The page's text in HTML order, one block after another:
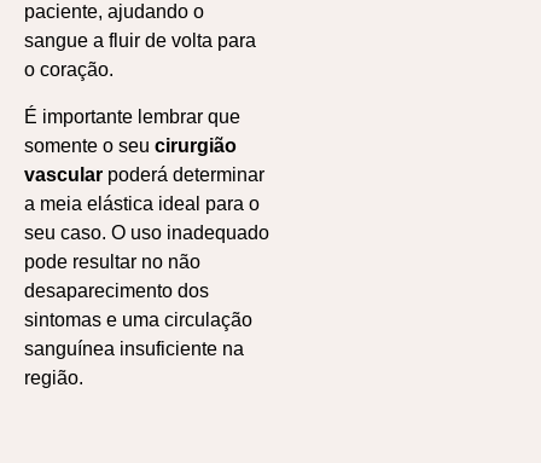
paciente, ajudando o
sangue a fluir de volta para
o coração.
É importante lembrar que
somente o seu cirurgião
vascular poderá determinar
a meia elástica ideal para o
seu caso. O uso inadequado
pode resultar no não
desaparecimento dos
sintomas e uma circulação
sanguínea insuficiente na
região.